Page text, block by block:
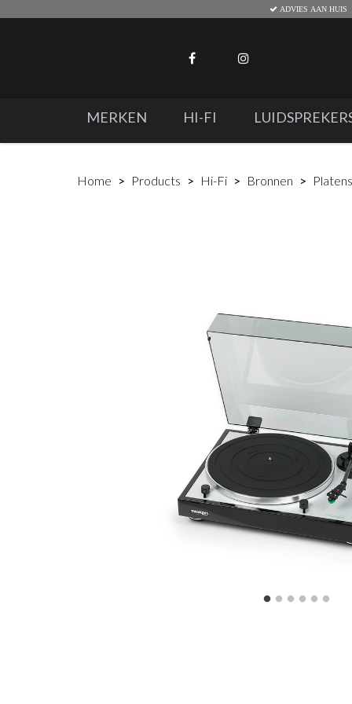
ADVIES AAN HUIS
MERKEN HI-FI
Home Products Hi-Fi Bronnen